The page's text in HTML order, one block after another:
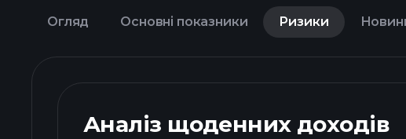
Огляд Основні показники Ризики
Аналіз щоденних доходів